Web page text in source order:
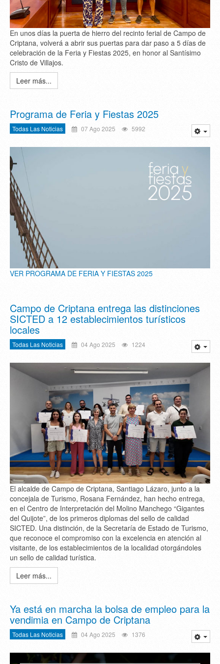
En unos días la puerta de hierro del recinto ferial de Campo de
Criptana, volverá a abrir sus puertas para dar paso a 5 días de
celebración de la Feria y Fiestas 2025, en honor al Santísimo
Cristo de Villajos.
Leer más...
Programa de Feria y Fiestas 2025
Todas Las Noticias 07 Ago 2025 5992
VER PROGRAMA DE FERIA Y FIESTAS 2025
Campo de Criptana entrega las distinciones
SICTED a 12 establecimientos turísticos
locales
Todas Las Noticias 04 Ago 2025 1224
El alcalde de Campo de Criptana, Santiago Lázaro, junto a la
concejala de Turismo, Rosana Fernández, han hecho entrega,
en el Centro de Interpretación del Molino Manchego “Gigantes
del Quijote”, de los primeros diplomas del sello de calidad
SICTED. Una distinción, de la Secretaría de Estado de Turismo,
que reconoce el compromiso con la excelencia en atención al
visitante, de los establecimientos de la localidad otorgándoles
un sello de calidad turística.
Leer más...
Ya está en marcha la bolsa de empleo para la
vendimia en Campo de Criptana
Todas Las Noticias 04 Ago 2025 1376